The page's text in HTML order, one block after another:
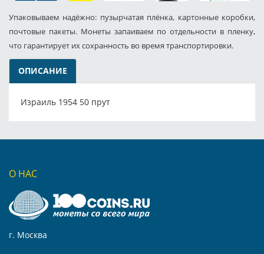
Упаковываем надёжно: пузырчатая плёнка, картонные коробки,
почтовые пакеты. Монеты запаиваем по отдельности в пленку,
что гарантирует их сохранность во время транспортировки.
ОПИСАНИЕ
Израиль 1954 50 прут
О НАС
г. Москва